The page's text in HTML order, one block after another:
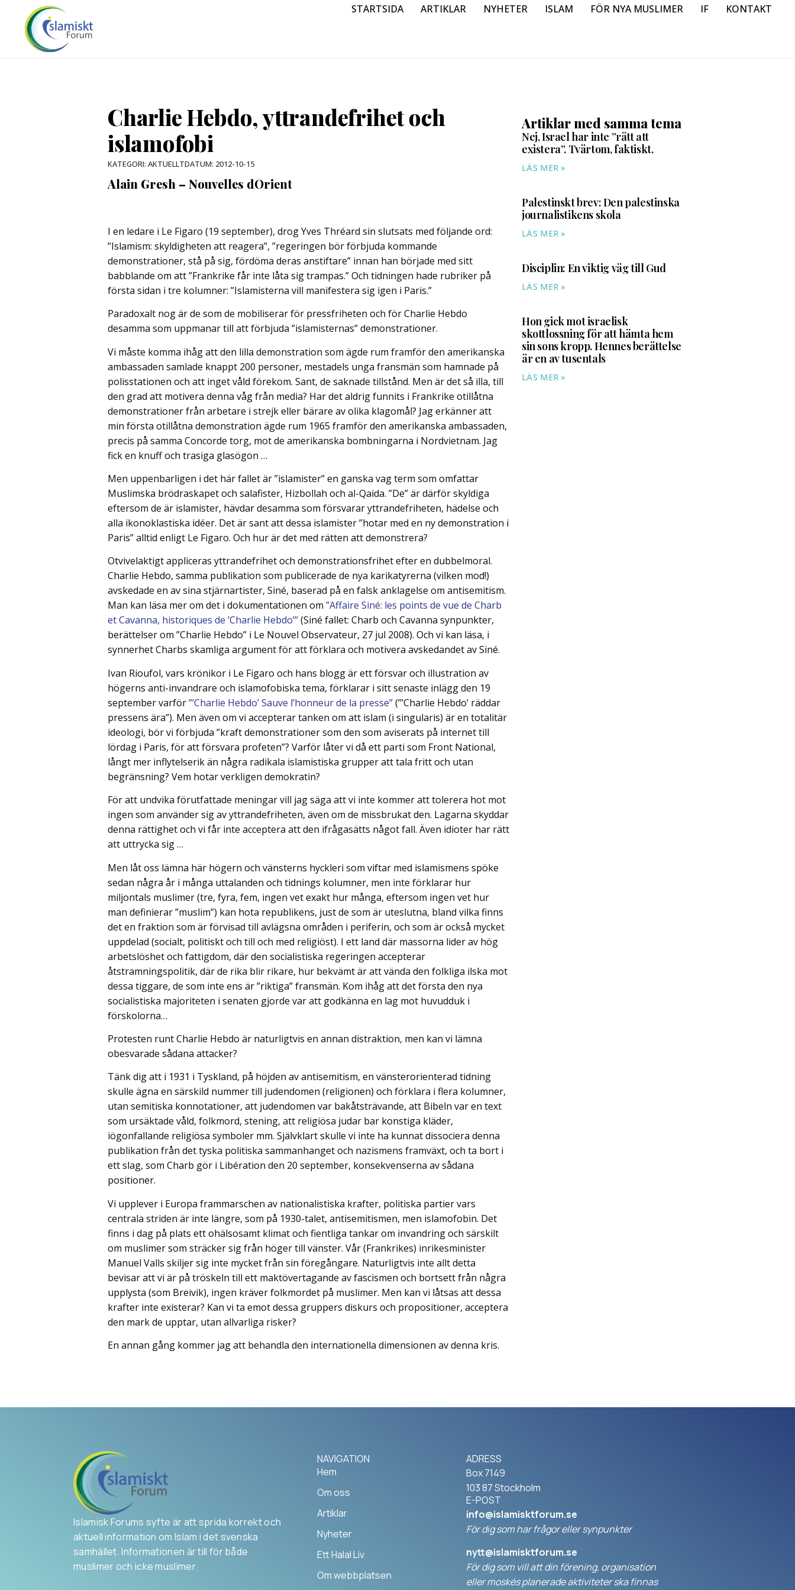
STARTSIDA ARTIKLAR NYHETER ISLAM FÖR NYA MUSLIMER IF KONTAKT
Charlie Hebdo, yttrandefrihet och
islamofobi
KATEGORI: AKTUELLTDATUM: 2012-10-15
Alain Gresh – Nouvelles dOrient
I en ledare i Le Figaro (19 september), drog Yves Thréard sin slutsats med följande ord:
”Islamism: skyldigheten att reagera”, ”regeringen bör förbjuda kommande
demonstrationer, stå på sig, fördöma deras anstiftare” innan han började med sitt
babblande om att ”Frankrike får inte låta sig trampas.” Och tidningen hade rubriker på
första sidan i tre kolumner: ”Islamisterna vill manifestera sig igen i Paris.”
Paradoxalt nog är de som de mobiliserar för pressfriheten och för Charlie Hebdo
desamma som uppmanar till att förbjuda ”islamisternas” demonstrationer.
Vi måste komma ihåg att den lilla demonstration som ägde rum framför den amerikanska
ambassaden samlade knappt 200 personer, mestadels unga fransmän som hamnade på
polisstationen och att inget våld förekom. Sant, de saknade tillstånd. Men är det så illa, till
den grad att motivera denna våg från media? Har det aldrig funnits i Frankrike otillåtna
demonstrationer från arbetare i strejk eller bärare av olika klagomål? Jag erkänner att
min första otillåtna demonstration ägde rum 1965 framför den amerikanska ambassaden,
precis på samma Concorde torg, mot de amerikanska bombningarna i Nordvietnam. Jag
fick en knuff och trasiga glasögon …
Men uppenbarligen i det här fallet är ”islamister” en ganska vag term som omfattar
Muslimska brödraskapet och salafister, Hizbollah och al-Qaida. ”De” är därför skyldiga
eftersom de är islamister, hävdar desamma som försvarar yttrandefriheten, hädelse och
alla ikonoklastiska idéer. Det är sant att dessa islamister ”hotar med en ny demonstration i
Paris” alltid enligt Le Figaro. Och hur är det med rätten att demonstrera?
Otvivelaktigt appliceras yttrandefrihet och demonstrationsfrihet efter en dubbelmoral.
Charlie Hebdo, samma publikation som publicerade de nya karikatyrerna (vilken mod!)
avskedade en av sina stjärnartister, Siné, baserad på en falsk anklagelse om antisemitism.
Man kan läsa mer om det i dokumentationen om ”Affaire Siné: les points de vue de Charb
et Cavanna, historiques de ’Charlie Hebdo’”(Siné fallet: Charb och Cavanna synpunkter,
berättelser om ”Charlie Hebdo” i Le Nouvel Observateur, 27 jul 2008). Och vi kan läsa, i
synnerhet Charbs skamliga argument för att förklara och motivera avskedandet av Siné.
Ivan Rioufol, vars krönikor i Le Figaro och hans blogg är ett försvar och illustration av
högerns anti-invandrare och islamofobiska tema, förklarar i sitt senaste inlägg den 19
september varför”’Charlie Hebdo’ Sauve l’honneur de la presse”(”’Charlie Hebdo’ räddar
pressens ära”). Men även om vi accepterar tanken om att islam (i singularis) är en totalitär
ideologi, bör vi förbjuda ”kraft demonstrationer som den som aviserats på internet till
lördag i Paris, för att försvara profeten”? Varför låter vi då ett parti som Front National,
långt mer inflytelserik än några radikala islamistiska grupper att tala fritt och utan
begränsning? Vem hotar verkligen demokratin?
För att undvika förutfattade meningar vill jag säga att vi inte kommer att tolerera hot mot
ingen som använder sig av yttrandefriheten, även om de missbrukat den. Lagarna skyddar
denna rättighet och vi får inte acceptera att den ifrågasätts något fall. Även idioter har rätt
att uttrycka sig …
Men låt oss lämna här högern och vänsterns hyckleri som viftar med islamismens spöke
sedan några år i många uttalanden och tidnings kolumner, men inte förklarar hur
miljontals muslimer (tre, fyra, fem, ingen vet exakt hur många, eftersom ingen vet hur
man definierar ”muslim”) kan hota republikens, just de som är uteslutna, bland vilka finns
det en fraktion som är förvisad till avlägsna områden i periferin, och som är också mycket
uppdelad (socialt, politiskt och till och med religiöst). I ett land där massorna lider av hög
arbetslöshet och fattigdom, där den socialistiska regeringen accepterar
åtstramningspolitik, där de rika blir rikare, hur bekvämt är att vända den folkliga ilska mot
dessa tiggare, de som inte ens är ”riktiga” fransmän. Kom ihåg att det första den nya
socialistiska majoriteten i senaten gjorde var att godkänna en lag mot huvudduk i
förskolorna…
Protesten runt Charlie Hebdo är naturligtvis en annan distraktion, men kan vi lämna
obesvarade sådana attacker?
Tänk dig att i 1931 i Tyskland, på höjden av antisemitism, en vänsterorienterad tidning
skulle ägna en särskild nummer till judendomen (religionen) och förklara i flera kolumner,
utan semitiska konnotationer, att judendomen var bakåtsträvande, att Bibeln var en text
som ursäktade våld, folkmord, stening, att religiösa judar bar konstiga kläder,
iögonfallande religiösa symboler mm. Självklart skulle vi inte ha kunnat dissociera denna
publikation från det tyska politiska sammanhanget och nazismens framväxt, och ta bort i
ett slag, som Charb gör i Libération den 20 september, konsekvenserna av sådana
positioner.
Vi upplever i Europa frammarschen av nationalistiska krafter, politiska partier vars
centrala striden är inte längre, som på 1930-talet, antisemitismen, men islamofobin. Det
finns i dag på plats ett ohälsosamt klimat och fientliga tankar om invandring och särskilt
om muslimer som sträcker sig från höger till vänster. Vår (Frankrikes) inrikesminister
Manuel Valls skiljer sig inte mycket från sin föregångare. Naturligtvis inte allt detta
bevisar att vi är på tröskeln till ett maktövertagande av fascismen och bortsett från några
upplysta (som Breivik), ingen kräver folkmordet på muslimer. Men kan vi låtsas att dessa
krafter inte existerar? Kan vi ta emot dessa gruppers diskurs och propositioner, acceptera
den mark de upptar, utan allvarliga risker?
En annan gång kommer jag att behandla den internationella dimensionen av denna kris.
Artiklar med samma tema
Nej, Israel har inte ”rätt att
existera”. Tvärtom, faktiskt.
LÄS MER »
Palestinskt brev: Den palestinska
journalistikens skola
LÄS MER »
Disciplin: En viktig väg till Gud
LÄS MER »
Hon gick mot israelisk
skottlossning för att hämta hem
sin sons kropp. Hennes berättelse
är en av tusentals
LÄS MER »
Islamisk Forums syfte är att sprida korrekt och
aktuell information om Islam i det svenska
samhället. Informationen är till för både
muslimer och icke muslimer.
NAVIGATION
Hem
Om oss
Artiklar
Nyheter
Ett Halal Liv
Om webbplatsen
ADRESS
Box 7149
103 87 Stockholm
E-POST
info@islamisktforum.se
För dig som har frågor eller synpunkter
nytt@islamisktforum.se
För dig som vill att din förening, organisation
eller moskés planerade aktiviteter ska finnas